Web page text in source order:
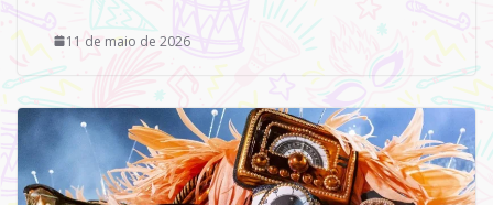
11 de maio de 2026